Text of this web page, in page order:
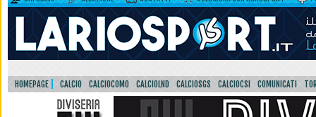
HOMEPAGE CALCIO CALCIOCOMO CALCIOLND CALCIOSGS CALCIOCSI COMUNICATI